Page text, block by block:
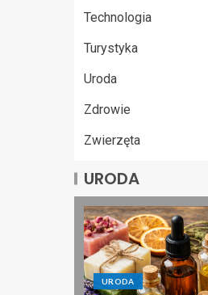
Technologia
Turystyka
Uroda
Zdrowie
Zwierzęta
URODA
URODA